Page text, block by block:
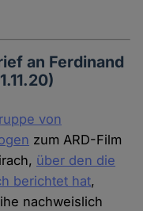
an Ferdinand
von
zum ARD-Film
über den die
berichtet hat,
nachweislich